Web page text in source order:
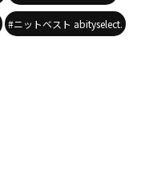
#ニットベスト abityselect.